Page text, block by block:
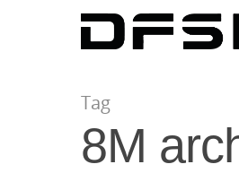
Tag
8M